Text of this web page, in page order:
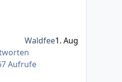
Aufrufe
Waldfee1. Aug